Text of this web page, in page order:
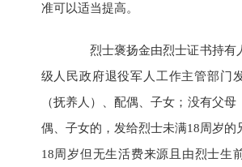
准可以适当提高。
烈士褒扬金由烈士证书持有
级人民政府退役军人工作主管部门
（抚养人）、配偶、子女；没有父母
偶、子女的，发给烈士未满18周岁的
18周岁但无生活费来源且由烈士生